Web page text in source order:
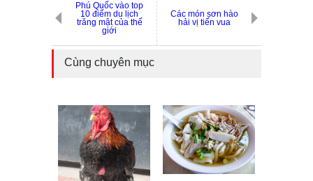
Phú Quốc vào top
10 điểm du lịch
trăng mật của thế
giới
Các món sơn hào
hải vị tiến vua
Cùng chuyên mục